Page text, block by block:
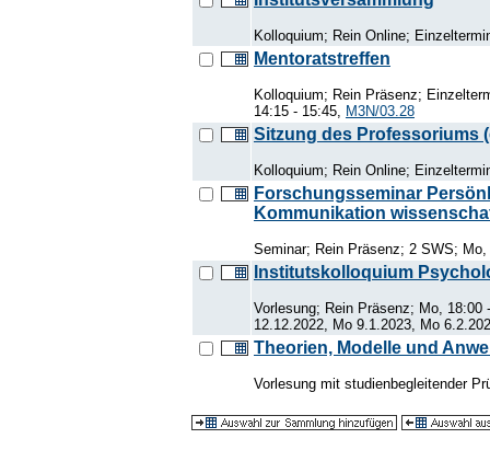
Kolloquium; Rein Online;
Mentoratstreffen
Kolloquium; Rein Präsenz;
14:15 - 15:45,
M3N/03.28
Sitzung des Professoriums
Kolloquium; Rein Online;
Forschungsseminar
Kommunikation
Seminar; Rein Präsenz; 2 SWS;
Institutskolloquium
Vorlesung; Rein Präsenz; Mo, 18:00
12.12.2022, Mo 9.1.2023, Mo
Theorien, Modelle und
Vorlesung mit studienbegleitender